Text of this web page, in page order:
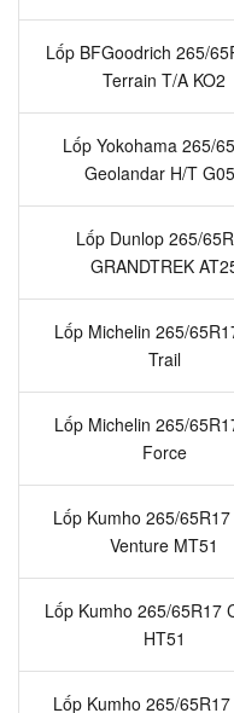
Lốp BFGoodrich 265/
Terrain T/A KO2
Lốp Yokohama 265/
Geolandar H/T
Lốp Dunlop 265/
GRANDTREK
Lốp Michelin 265/
Trail
Lốp Michelin 265/
Force
Lốp Kumho 265/
Venture MT51
Lốp Kumho 265/65R17
HT51
Lốp Kumho 265/